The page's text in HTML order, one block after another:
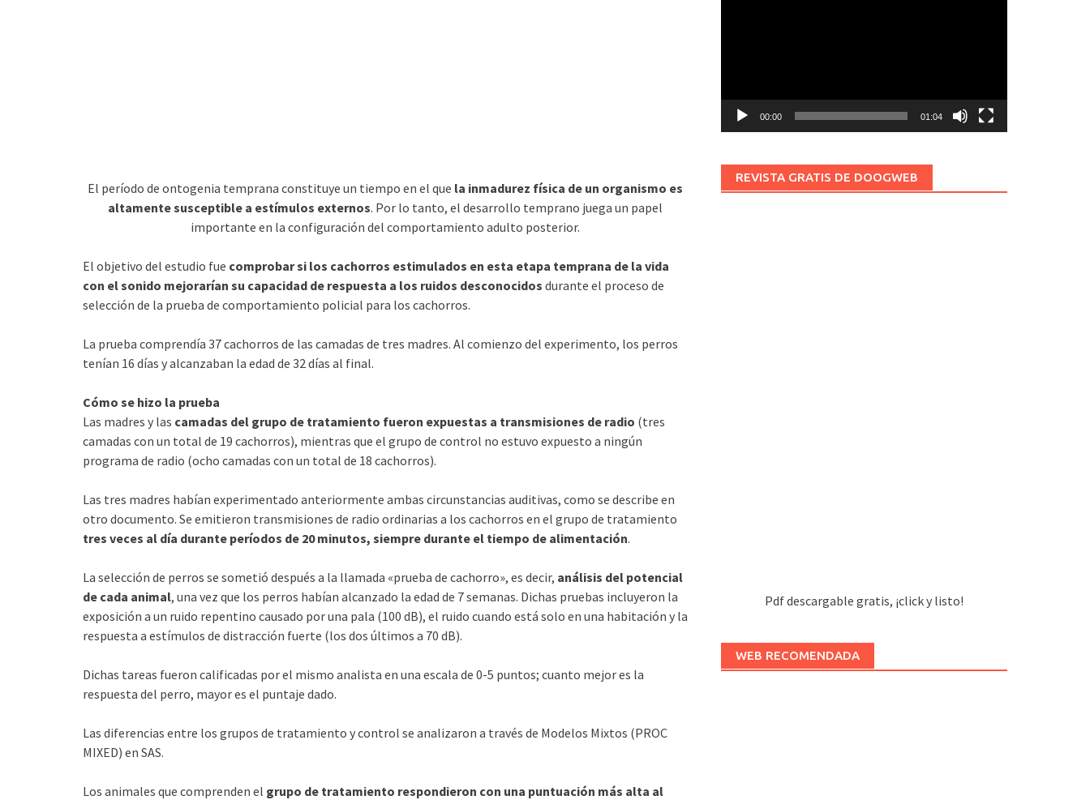
El período de ontogenia temprana constituye un tiempo en el que la inmadurez física de un organismo es
altamente susceptible a estímulos externos. Por lo tanto, el desarrollo temprano juega un papel
importante en la configuración del comportamiento adulto posterior.
El objetivo del estudio fue comprobar si los cachorros estimulados en esta etapa temprana de la vida
con el sonido mejorarían su capacidad de respuesta a los ruidos desconocidos durante el proceso de
selección de la prueba de comportamiento policial para los cachorros.
La prueba comprendía 37 cachorros de las camadas de tres madres. Al comienzo del experimento, los perros
tenían 16 días y alcanzaban la edad de 32 días al final.
Cómo se hizo la prueba
Las madres y las camadas del grupo de tratamiento fueron expuestas a transmisiones de radio (tres
camadas con un total de 19 cachorros), mientras que el grupo de control no estuvo expuesto a ningún
programa de radio (ocho camadas con un total de 18 cachorros).
Las tres madres habían experimentado anteriormente ambas circunstancias auditivas, como se describe en
otro documento. Se emitieron transmisiones de radio ordinarias a los cachorros en el grupo de tratamiento
tres veces al día durante períodos de 20 minutos, siempre durante el tiempo de alimentación.
La selección de perros se sometió después a la llamada «prueba de cachorro», es decir, análisis del potencial
de cada animal, una vez que los perros habían alcanzado la edad de 7 semanas. Dichas pruebas incluyeron la
exposición a un ruido repentino causado por una pala (100 dB), el ruido cuando está solo en una habitación y la
respuesta a estímulos de distracción fuerte (los dos últimos a 70 dB).
Dichas tareas fueron calificadas por el mismo analista en una escala de 0-5 puntos; cuanto mejor es la
respuesta del perro, mayor es el puntaje dado.
Las diferencias entre los grupos de tratamiento y control se analizaron a través de Modelos Mixtos (PROC
MIXED) en SAS.
Los animales que comprenden el grupo de tratamiento respondieron con una puntuación más alta al
00:00 01:04
REVISTA GRATIS DE DOOGWEB
Pdf descargable gratis, ¡click y listo!
WEB RECOMENDADA